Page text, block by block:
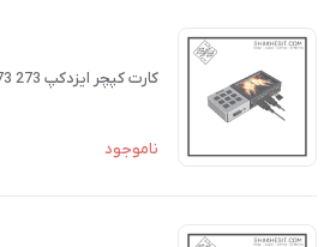
کارت کپچر ایزدکپ 273 ezcap 273
ناموجود